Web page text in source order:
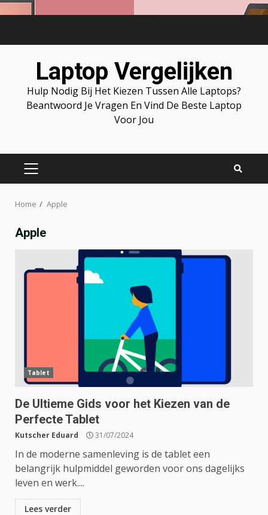
Laptop Vergelijken
Hulp Nodig Bij Het Kiezen Tussen Alle Laptops?
Beantwoord Je Vragen En Vind De Beste Laptop
Voor Jou
PRIMARY
Home Apple
Apple
Tablet
De Ultieme Gids voor het Kiezen van de
Perfecte Tablet
Kutscher Eduard 31/07/2024
In de moderne samenleving is de tablet een
belangrijk hulpmiddel geworden voor ons dagelijks
leven en werk....
Lees verder